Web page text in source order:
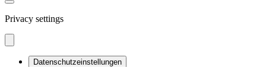
Privacy settings
Datenschutzeinstellungen